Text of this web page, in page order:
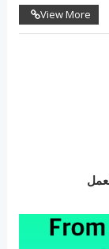
View More